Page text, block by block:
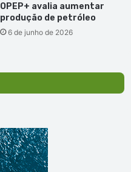
OPEP+ avalia aumentar
produção de petróleo
6 de junho de 2026